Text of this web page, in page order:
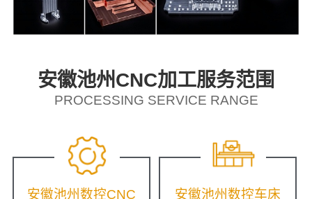
安徽池州CNC加工服务范围
PROCESSING SERVICE RANGE
安徽池州数控CNC 安徽池州数控车床